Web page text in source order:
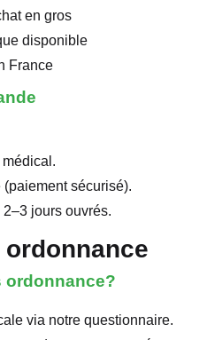
en gros
disponible
France
sécurisé).
jours ouvrés.
ordonnance?
via notre questionnaire.